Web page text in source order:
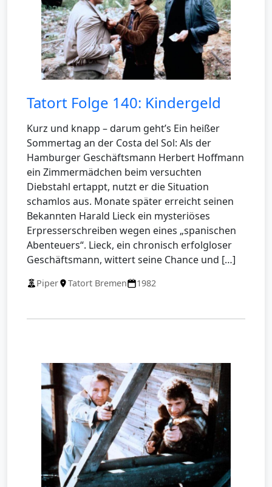
Tatort Folge 140: Kindergeld
Kurz und knapp – darum geht’s Ein heißer
Sommertag an der Costa del Sol: Als der
Hamburger Geschäftsmann Herbert Hoffmann
ein Zimmermädchen beim versuchten
Diebstahl ertappt, nutzt er die Situation
schamlos aus. Monate später erreicht seinen
Bekannten Harald Lieck ein mysteriöses
Erpresserschreiben wegen eines „spanischen
Abenteuers“. Lieck, ein chronisch erfolgloser
Geschäftsmann, wittert seine Chance und […]
Piper Tatort Bremen 1982